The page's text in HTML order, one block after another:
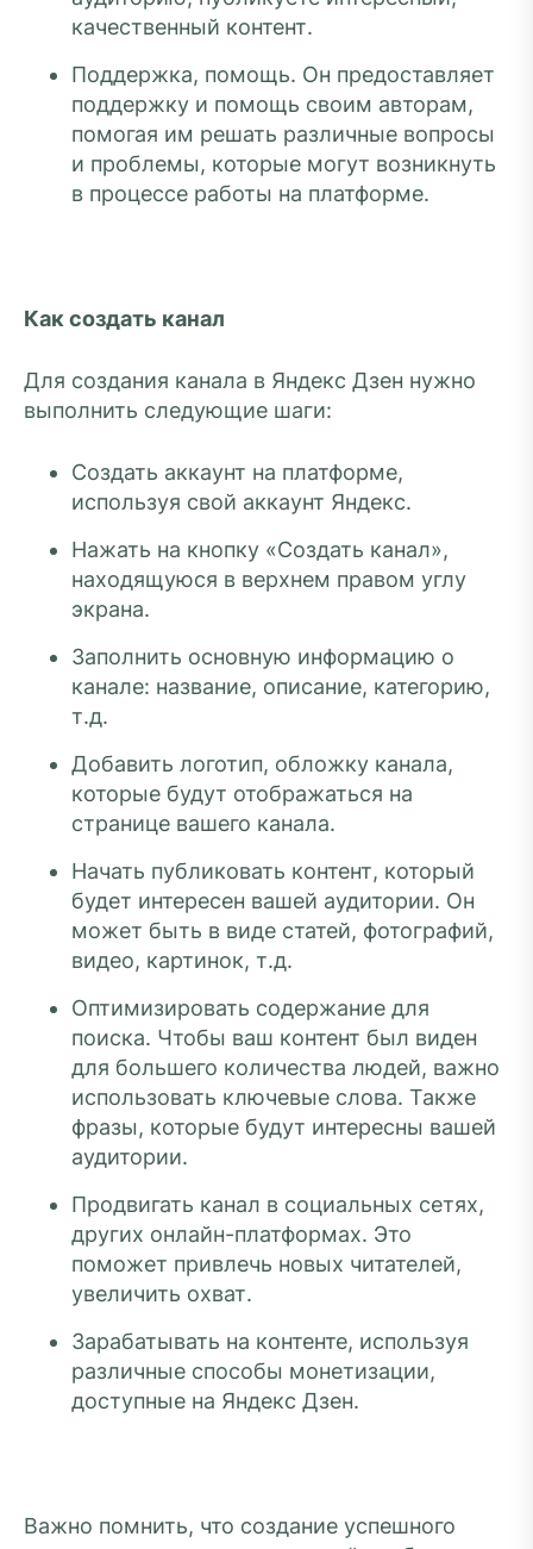
качественный контент.
Поддержка, помощь. Он предоставляет
поддержку и помощь своим авторам,
помогая им решать различные вопросы
и проблемы, которые могут возникнуть
в процессе работы на платформе.
Как создать канал
Для создания канала в Яндекс Дзен нужно
выполнить следующие шаги:
Создать аккаунт на платформе,
используя свой аккаунт Яндекс.
Нажать на кнопку «Создать канал»,
находящуюся в верхнем правом углу
экрана.
Заполнить основную информацию о
канале: название, описание, категорию,
т.д.
Добавить логотип, обложку канала,
которые будут отображаться на
странице вашего канала.
Начать публиковать контент, который
будет интересен вашей аудитории. Он
может быть в виде статей, фотографий,
видео, картинок, т.д.
Оптимизировать содержание для
поиска. Чтобы ваш контент был виден
для большего количества людей, важно
использовать ключевые слова. Также
фразы, которые будут интересны вашей
аудитории.
Продвигать канал в социальных сетях,
других онлайн-платформах. Это
поможет привлечь новых читателей,
увеличить охват.
Зарабатывать на контенте, используя
различные способы монетизации,
доступные на Яндекс Дзен.
Важно помнить, что создание успешного